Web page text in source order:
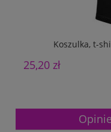
Koszulka, t-
25,20 zł